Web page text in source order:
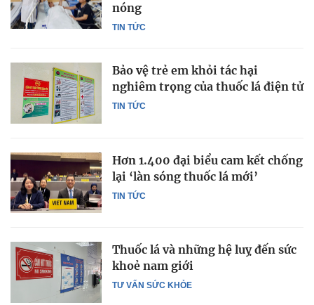
TIN TỨC
nóng
TIN TỨC
Bảo vệ trẻ em khỏi tác hại
nghiêm trọng của thuốc lá điện tử
TIN TỨC
Hơn 1.400 đại biểu cam kết chống
lại ‘làn sóng thuốc lá mới’
TƯ VẤN SỨC KHỎE
Thuốc lá và những hệ luỵ đến sức
khoẻ nam giới